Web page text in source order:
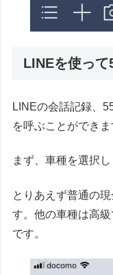
LINEを使っ
LINEの会話記録、
を呼ぶことができま
まず、車種を選択し
とりあえず普通の
す。他の車種は高
です。